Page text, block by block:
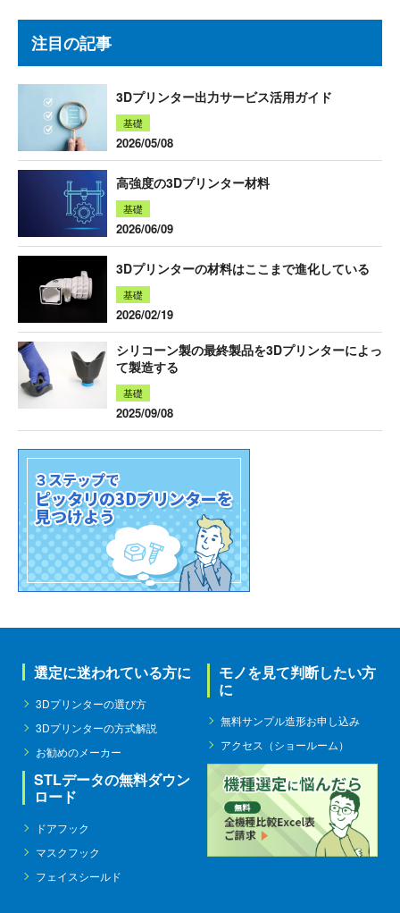
注目の記事
3Dプリンター出力サービス活用ガイド
基礎
2026/05/08
高強度の3Dプリンター材料
基礎
2026/06/09
3Dプリンターの材料はここまで進化している
基礎
2026/02/19
シリコーン製の最終製品を3Dプリンターによっ
て製造する
基礎
2025/09/08
選定に迷われている方に
3Dプリンターの選び方
3Dプリンターの方式解説
お勧めのメーカー
STLデータの無料ダウン
ロード
ドアフック
マスクフック
フェイスシールド
モノを見て判断したい方
に
無料サンプル造形お申し込み
アクセス（ショールーム）